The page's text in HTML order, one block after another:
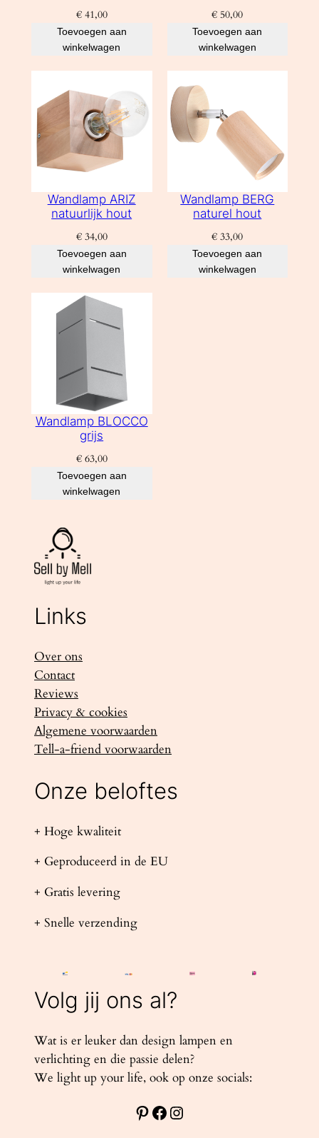
€41,00
Toevoegen aan
winkelwagen
€ 50,00
Toevoegen aan
winkelwagen
Wandlamp ARIZ
natuurlijk hout
€34,00
Toevoegen aan
winkelwagen
Wandlamp BERG
naturel hout
€ 33,00
Toevoegen aan
winkelwagen
Wandlamp BLOCCO
grijs
€63,00
Toevoegen aan
winkelwagen
Links
Over ons
Contact
Reviews
Privacy & cookies
Algemene voorwaarden
Tell-a-friend voorwaarden
Onze beloftes
+ Hoge kwaliteit
+ Geproduceerd in de EU
+ Gratis levering
+ Snelle verzending
Volg jij ons al?
Wat is er leuker dan design lampen en
verlichting en die passie delen?
We light up your life, ook op onze socials:
Pinterest Facebook Instagram